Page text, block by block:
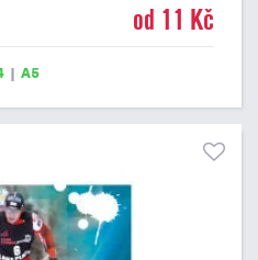
/ freeskiingu má
od 11 Kč
| A5